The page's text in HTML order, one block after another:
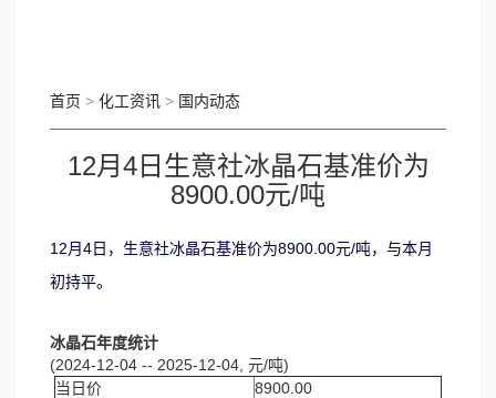
首页 > 化工资讯 > 国内动态
12月4日生意社冰晶石基准价为
8900.00元/吨
12月4日，生意社冰晶石基准价为8900.00元/吨，与本月
初持平。
冰晶石年度统计
(2024-12-04 -- 2025-12-04, 元/吨)
当日价
8900.00